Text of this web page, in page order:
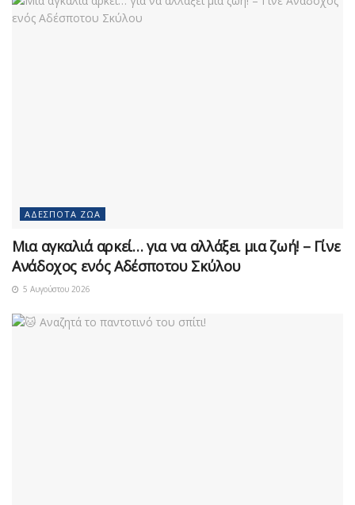
ΑΔΈΣΠΟΤΑ ΖΏΑ
Μια αγκαλιά αρκεί… για να αλλάξει μια ζωή! – Γίνε
Ανάδοχος ενός Αδέσποτου Σκύλου
5 Αυγούστου 2026